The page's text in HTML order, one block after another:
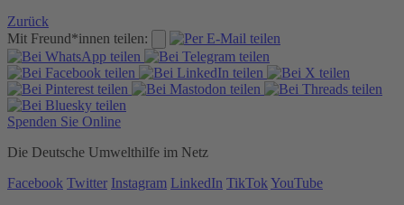
Zurück
Mit Freund*innen teilen:
Spenden Sie Online
Die Deutsche Umwelthilfe im Netz
Facebook Twitter Instagram LinkedIn TikTok YouTube